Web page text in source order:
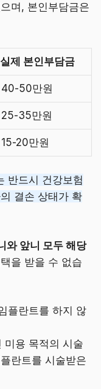
며, 본인부담금은
실제 본인부담금
40-50만원
35만원
20만원
반드시 건강보험
결손 상태가 확
와 앞니 모두 해당
을 받을 수 없습
플란트를 하지 않
미용 목적의 시술
란트를 시술받은